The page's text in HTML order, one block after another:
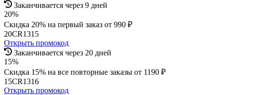
Заканчивается через 9 дней
20%
Скидка 20% на первый заказ от 990 ₽
20CR1315
Открыть промокод
Заканчивается через 20 дней
15%
Скидка 15% на все повторные заказы от 1190 ₽
15CR1316
Открыть промокод